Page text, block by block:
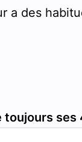
a des
toujours ses